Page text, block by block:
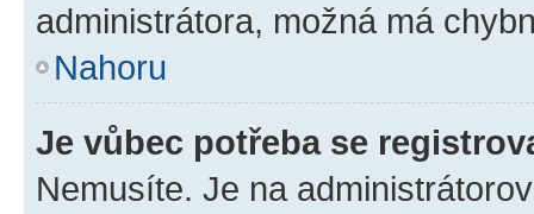
administrátora, možná má
Nahoru
Je vůbec potřeba se
Nemusíte. Je na